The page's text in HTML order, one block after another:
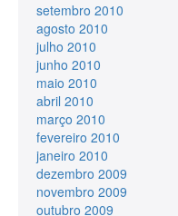
setembro 2010
agosto 2010
julho 2010
junho 2010
maio 2010
abril 2010
março 2010
fevereiro 2010
janeiro 2010
dezembro 2009
novembro 2009
outubro 2009